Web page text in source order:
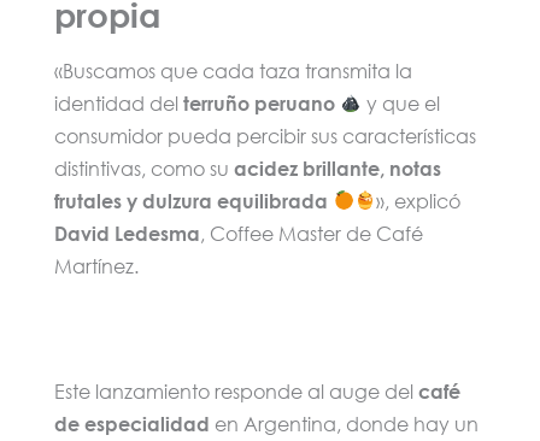
propia
«Buscamos que cada taza transmita la
identidad del terruño peruano
y que el
consumidor pueda percibir sus características
distintivas, como su acidez brillante, notas
frutales y dulzura equilibrada
», explicó
David Ledesma, Coffee Master de Café
Martínez.
Este lanzamiento responde al auge del café
de especialidad en Argentina, donde hay un